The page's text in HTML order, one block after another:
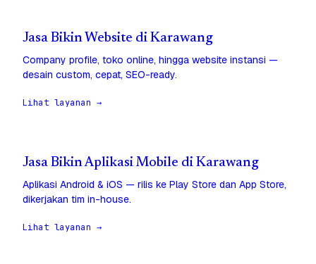
Jasa Bikin Website di Karawang
Company profile, toko online, hingga website instansi —
desain custom, cepat, SEO-ready.
Lihat layanan →
Jasa Bikin Aplikasi Mobile di Karawang
Aplikasi Android & iOS — rilis ke Play Store dan App Store,
dikerjakan tim in-house.
Lihat layanan →